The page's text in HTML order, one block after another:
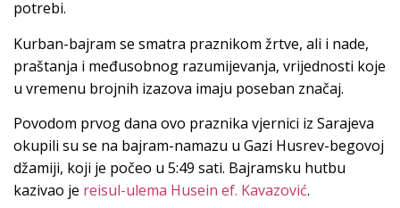
potrebi.
Kurban-bajram se smatra praznikom žrtve, ali i nade,
praštanja i međusobnog razumijevanja, vrijednosti koje
u vremenu brojnih izazova imaju poseban značaj.
Povodom prvog dana ovo praznika vjernici iz Sarajeva
okupili su se na bajram-namazu u Gazi Husrev-begovoj
džamiji, koji je počeo u 5:49 sati. Bajramsku hutbu
kazivao je reisul-ulema Husein ef. Kavazović.